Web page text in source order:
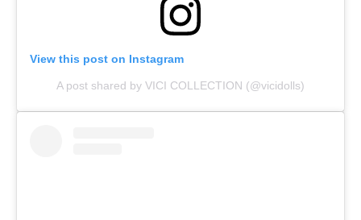
View this post on Instagram
A post shared by VICI COLLECTION (@vicidolls)